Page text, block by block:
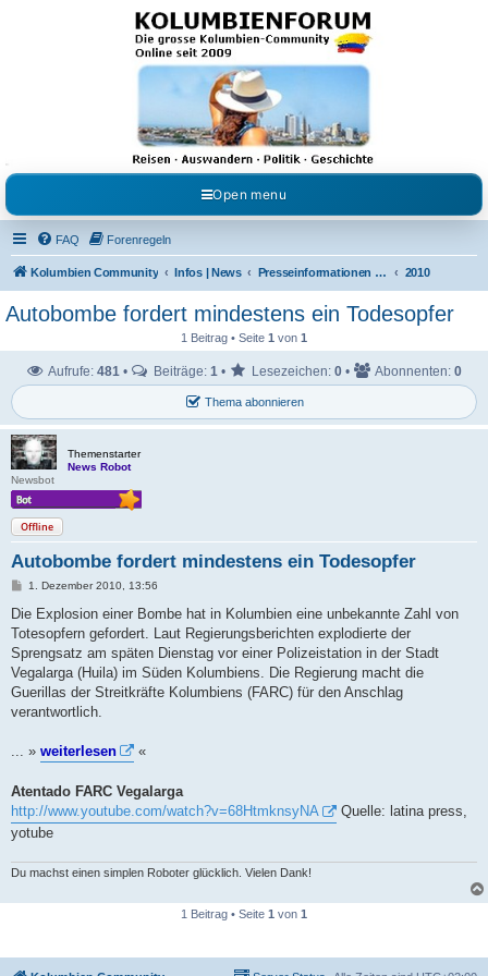
Kolumbienforum - Das
grosse Forum der
Freunde Kolumbiens
Reisen, Auswandern, Kultur, Politik, Geschichte und Visum in Kolumbien und Venezuela.
Austausch, Erfahrungen und Gemeinschaft im Kolumbienforum
Open menu
FAQ Forenregeln
Kolumbien Community Infos | News Presseinformationen & Neuigkeiten 2010
Autobombe fordert mindestens ein Todesopfer
1 Beitrag • Seite 1 von 1
Thema abonnieren
Aufrufe: 481 • Beiträge: 1 • Lesezeichen: 0 • Abonnenten: 0
Themenstarter
News Robot
Newsbot
Offline
Autobombe fordert mindestens ein Todesopfer
B
i
r
a
1. Dezember 2010, 13:56
Die Explosion einer Bombe hat in Kolumbien eine unbekannte Zahl von
Totesopfern gefordert. Laut Regierungsberichten explodierte der
Sprengsatz am späten Dienstag vor einer Polizeistation in der Stadt
Vegalarga (Huila) im Süden Kolumbiens. Die Regierung macht die
Guerillas der Streitkräfte Kolumbiens (FARC) für den Anschlag
verantwortlich.
... » weiterlesen «
Atentado FARC Vegalarga
http://www.youtube.com/watch?v=68HtmknsyNA
Quelle: latina press,
yotube
Du machst einen simplen Roboter glücklich. Vielen Dank!
1 Beitrag • Seite 1 von 1